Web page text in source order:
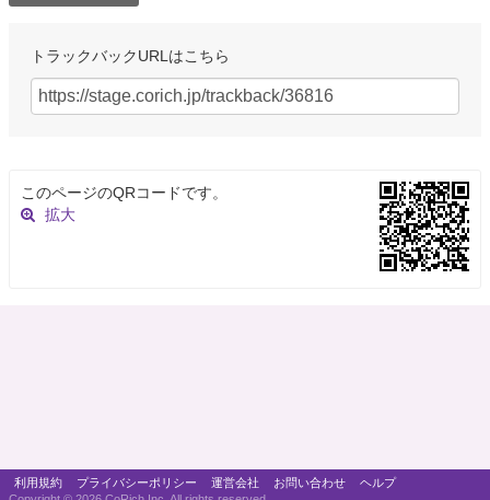
トラックバックURLはこちら
このページのQRコードです。
拡大
利用規約 プライバシーポリシー 運営会社 お問い合わせ
ヘルプ